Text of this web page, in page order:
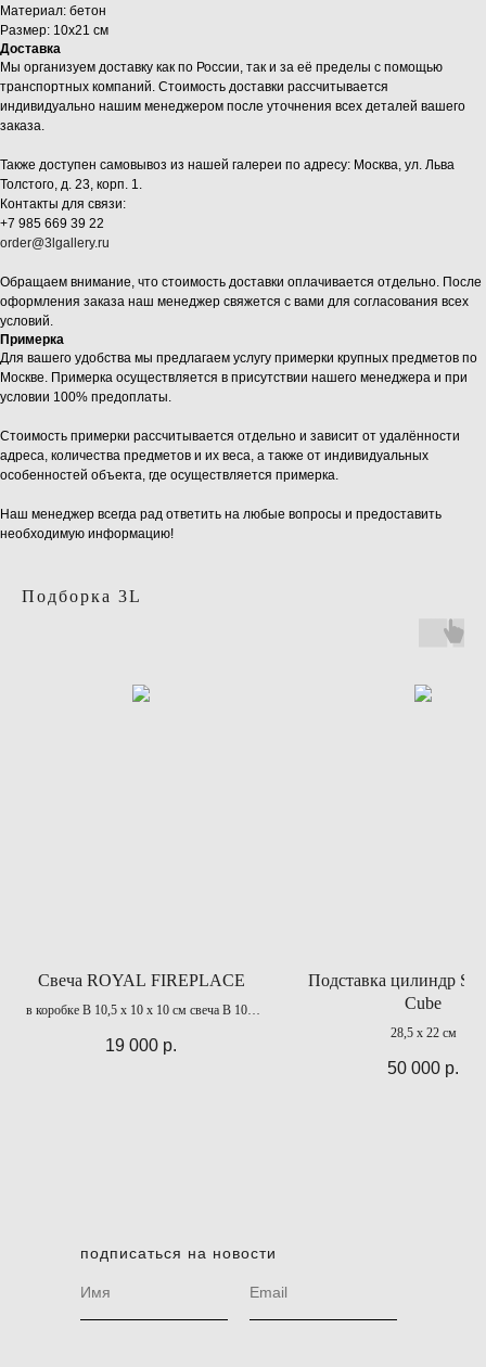
Материал: бетон
Размер: 10х21 см
Доставка
Мы организуем доставку как по России, так и за её пределы с помощью
транспортных компаний. Стоимость доставки рассчитывается
индивидуально нашим менеджером после уточнения всех деталей вашего
заказа.
Также доступен самовывоз из нашей галереи по адресу: Москва, ул. Льва
Толстого, д. 23, корп. 1.
Контакты для связи:
+7 985 669 39 22
order@3lgallery.ru
Обращаем внимание, что стоимость доставки оплачивается отдельно. После
оформления заказа наш менеджер свяжется с вами для согласования всех
условий.
Примерка
Для вашего удобства мы предлагаем услугу примерки крупных предметов по
Москве. Примерка осуществляется в присутствии нашего менеджера и при
условии 100% предоплаты.
Стоимость примерки рассчитывается отдельно и зависит от удалённости
адреса, количества предметов и их веса, а также от индивидуальных
особенностей объекта, где осуществляется примерка.
Наш менеджер всегда рад ответить на любые вопросы и предоставить
необходимую информацию!
Подборка 3L
Свеча ROYAL FIREPLACE
в коробке В 10,5 х 10 х 10 см свеча В 10 х
19 000 р.
Подставка цилиндр S
Cube
28,5 х 22 см
50 000 р.
подписаться на новости